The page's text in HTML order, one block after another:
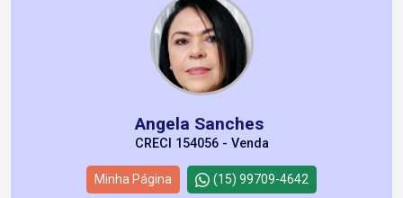
Angela Sanches
CRECI 154056 - Venda
Minha Página (15) 99709-4642